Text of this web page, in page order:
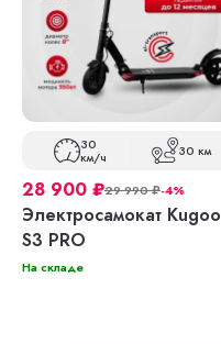
30
км/ч 30 км
28 900 ₽29 990₽-4%
Электросамокат Kugoo
S3 PRO
На складе